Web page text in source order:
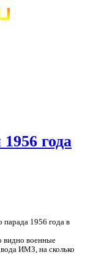
года
парада 1956 года в
видно военные
ИМЗ, на сколько